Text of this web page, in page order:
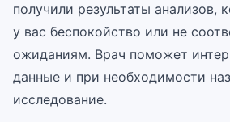
получили результаты анализов,
у вас беспокойство или не
ожиданиям. Врач поможет
данные и при необходимости
исследование.